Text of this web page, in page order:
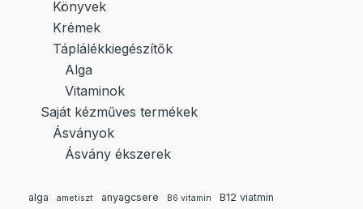
Könyvek
Krémek
Táplálékkiegészítők
Alga
Vitaminok
Saját kézműves termékek
Ásványok
Ásvány ékszerek
alga ametiszt anyagcsere B6 vitamin
B12 viatmin